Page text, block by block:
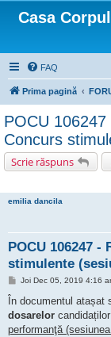
Casa
FAQ
Prima pagină
POCU
Concurs
Scrie răspuns
emilia dancila
POCU 106247
stimulente
M
s
j
Joi Dec 05, 2019 4:16
În documentul atașat
dosarelor
performanţă